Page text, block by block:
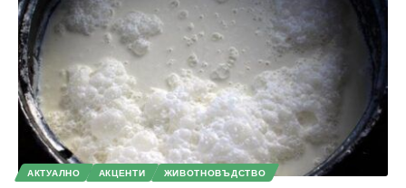
АКТУАЛНО АКЦЕНТИ ЖИВОТНОВЪДСТВО